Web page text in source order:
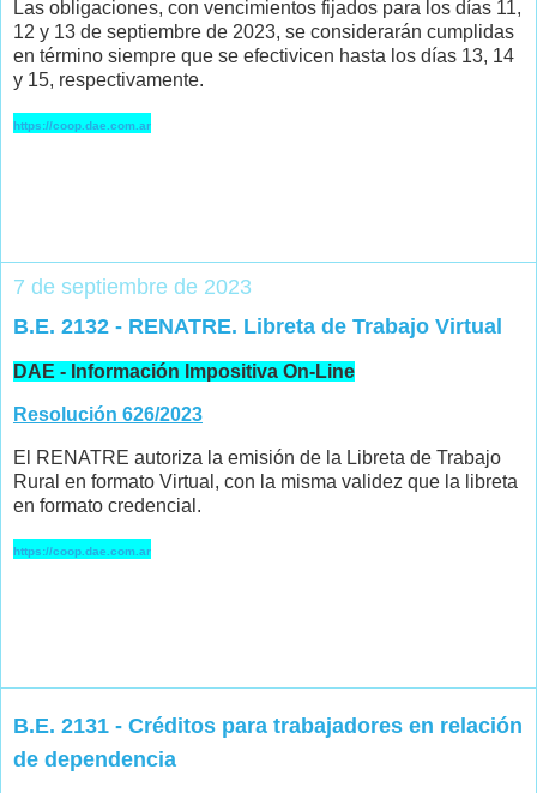
Las obligaciones, con vencimientos fijados para los días 11,
12 y 13 de septiembre de 2023, se considerarán cumplidas
en término siempre que se efectivicen hasta los días 13, 14
y 15, respectivamente.
https://coop.dae.com.ar
7 de septiembre de 2023
B.E. 2132 - RENATRE. Libreta de Trabajo Virtual
DAE - Información Impositiva On-Line
Resolución 626/2023
El RENATRE autoriza la emisión de la Libreta de Trabajo
Rural en formato Virtual, con la misma validez que la libreta
en formato credencial.
https://coop.dae.com.ar
B.E. 2131 - Créditos para trabajadores en relación
de dependencia